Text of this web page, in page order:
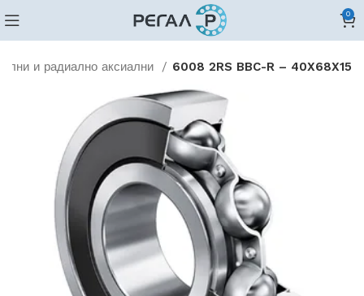
0
и радиално аксиални 6008 2RS BBC-R – 40X68X15